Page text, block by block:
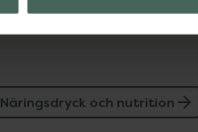
Näringsdryck och nutrition